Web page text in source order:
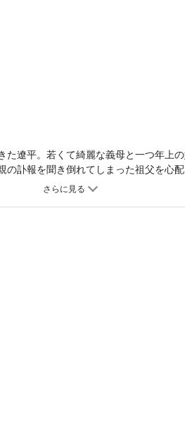
た遼平。若くて綺麗な義母と一つ年上
訃報を聞き倒れてしまった祖父を心配
遼平は逞しい青年へと成長していた。